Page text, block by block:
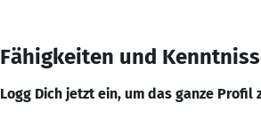
Fähigkeiten und
Logg Dich jetzt ein, um das ganze Profil